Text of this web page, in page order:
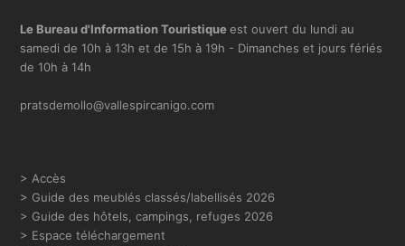
Le Bureau d'Information Touristiqueest ouvert du lundi au
samedi de 10h à 13h et de 15h à 19h - Dimanches et jours fériés
de 10h à 14h
pratsdemollo@vallespircanigo.com
> Accès
> Guide des meublés classés/labellisés 2026
> Guide des hôtels, campings, refuges 2026
> Espace téléchargement